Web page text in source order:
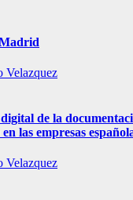
Velazquez
de la
las empresas
Velazquez